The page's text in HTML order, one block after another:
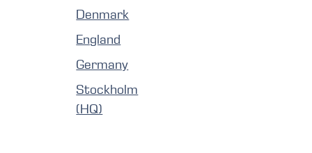
Denmark
England
Germany
Stockholm
(HQ)